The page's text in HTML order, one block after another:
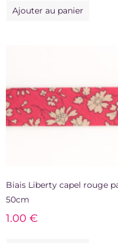
Ajouter au panier
Biais Liberty capel rouge
50cm
1.00 €